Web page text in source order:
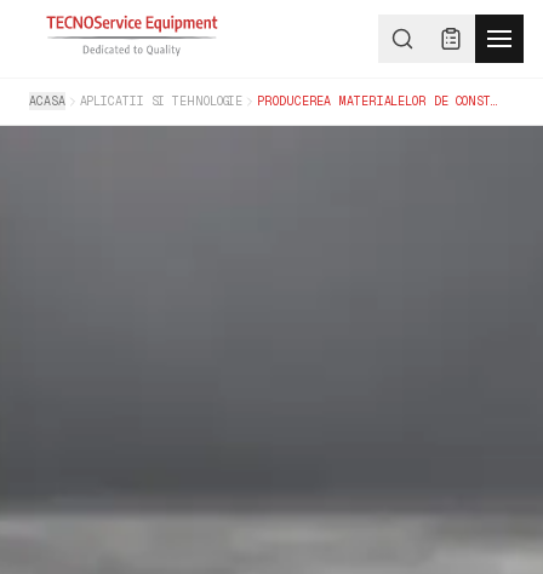
ACASA APLICATII SI TEHNOLOGIE